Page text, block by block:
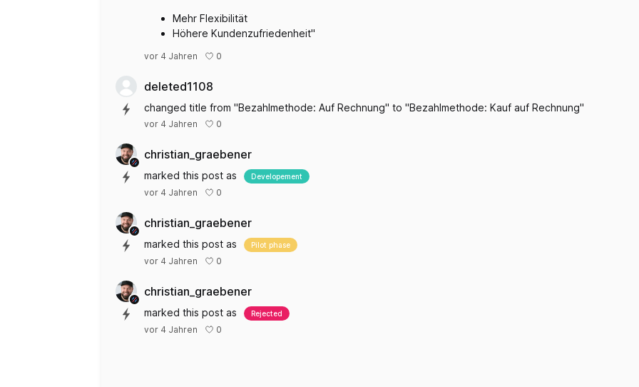
Mehr Flexibilität
Höhere Kundenzufriedenheit"
vor 4 Jahren 0
deleted1108
changed title from "Bezahlmethode: Auf Rechnung" to "Bezahlmethode: Kauf auf Rechnung"
vor 4 Jahren 0
christian_graebener
marked this post as Developement
vor 4 Jahren 0
christian_graebener
marked this post as Pilot phase
vor 4 Jahren 0
christian_graebener
marked this post as Rejected
vor 4 Jahren 0